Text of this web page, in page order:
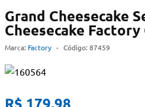
Grand Cheesecake
Cheesecake Factory
Marca: Factory - Código: 87459
R$ 179,98